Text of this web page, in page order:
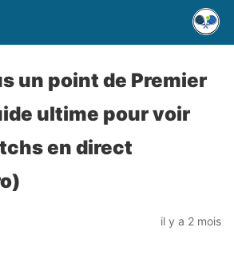
un point de Premier
ultime pour voir
en direct
il y a 2 mois